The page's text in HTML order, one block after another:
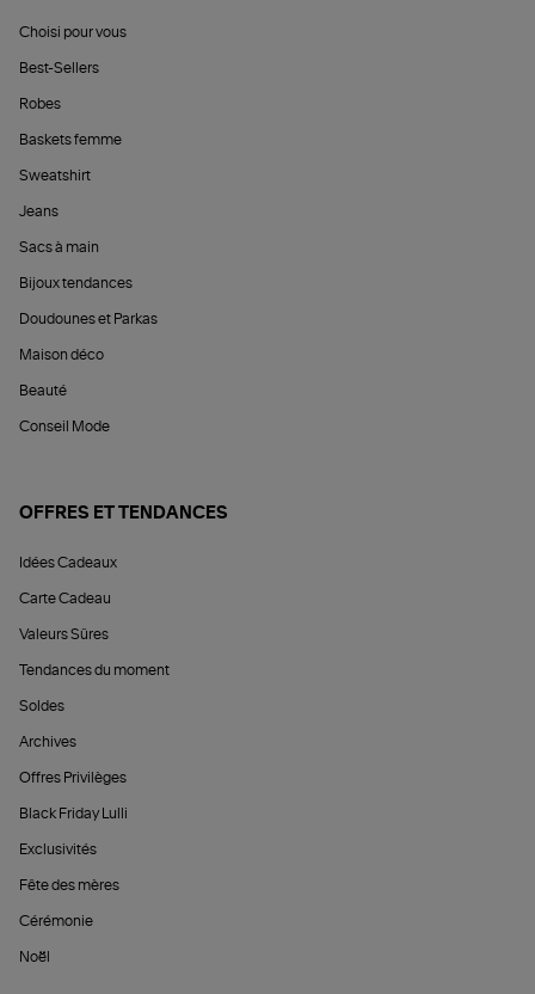
Choisi pour vous
Best-Sellers
Robes
Baskets femme
Sweatshirt
Jeans
Sacs à main
Bijoux tendances
Doudounes et Parkas
Maison déco
Beauté
Conseil Mode
OFFRES ET TENDANCES
Idées Cadeaux
Carte Cadeau
Valeurs Sûres
Tendances du moment
Soldes
Archives
Offres Privilèges
Black Friday Lulli
Exclusivités
Fête des mères
Cérémonie
Noël